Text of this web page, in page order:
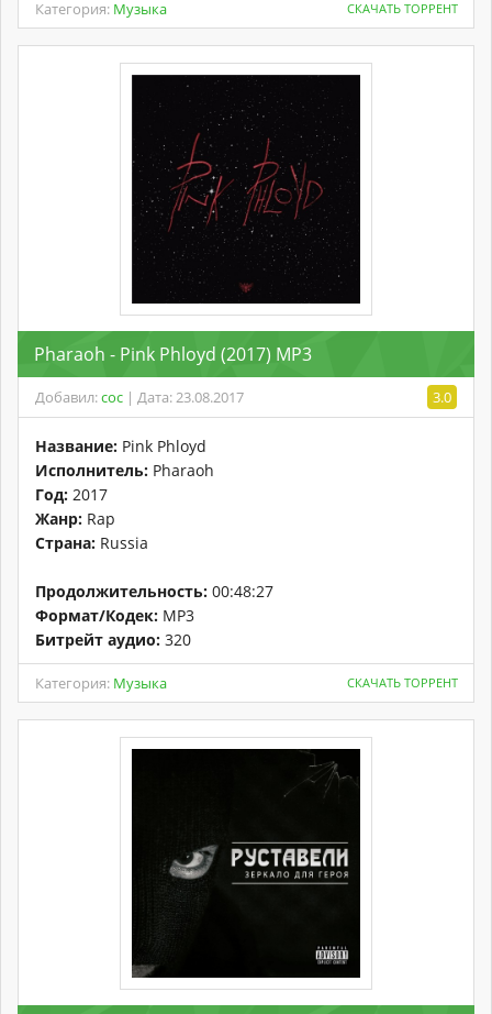
Категория: Музыка СКАЧАТЬ ТОРРЕНТ
Pharaoh - Pink Phloyd (2017) MP3
Добавил:coc | Дата: 23.08.2017 3.0
Название: Pink Phloyd
Исполнитель: Pharaoh
Год: 2017
Жанр: Rap
Страна: Russia
Продолжительность: 00:48:27
Формат/Кодек: MP3
Битрейт аудио: 320
Категория: Музыка СКАЧАТЬ ТОРРЕНТ